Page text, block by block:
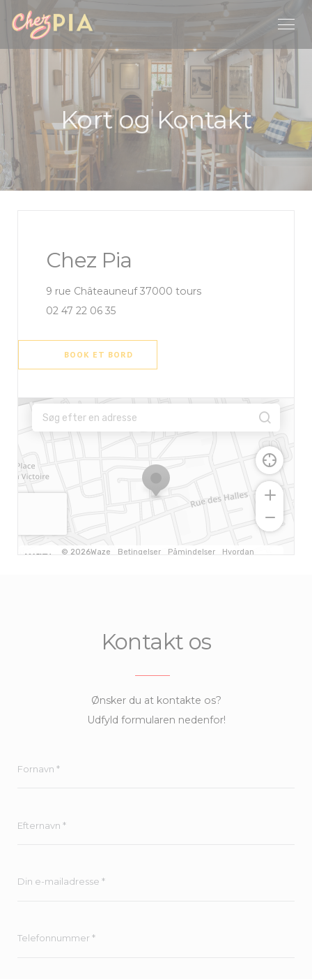
CCookie-styringspanel
Kort og Kontakt
Chez Pia
9 rue Châteauneuf 37000 tours((åbner i et nyt
02 47 22 06 35
BOOK ET BORD
Kontakt os
Ønsker du at kontakte os?
Udfyld formularen nedenfor!